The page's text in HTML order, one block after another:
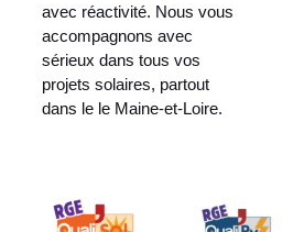
avec réactivité. Nous vous
accompagnons avec
sérieux dans tous vos
projets solaires, partout
dans le le Maine-et-Loire.